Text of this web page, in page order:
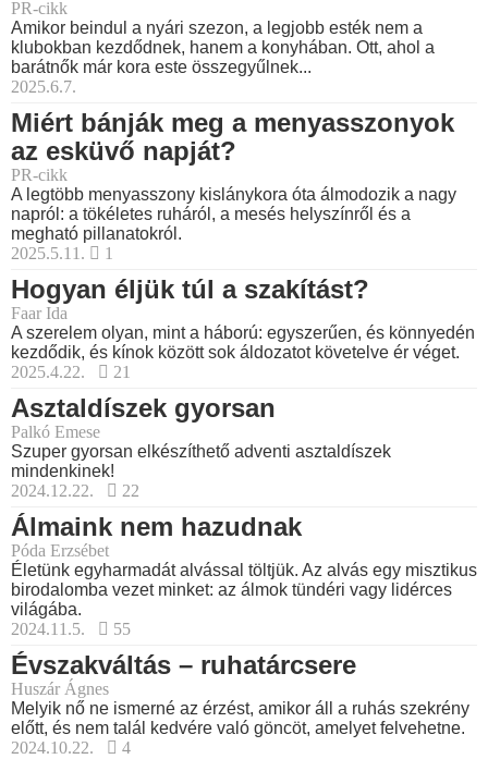
PR-cikk
Amikor beindul a nyári szezon, a legjobb esték nem a
klubokban kezdődnek, hanem a konyhában. Ott, ahol a
barátnők már kora este összegyűlnek...
2025.6.7.
Miért bánják meg a menyasszonyok
az esküvő napját?
PR-cikk
A legtöbb menyasszony kislánykora óta álmodozik a nagy
napról: a tökéletes ruháról, a mesés helyszínről és a
megható pillanatokról.
2025.5.11.
1
Hogyan éljük túl a szakítást?
Faar Ida
A szerelem olyan, mint a háború: egyszerűen, és könnyedén
kezdődik, és kínok között sok áldozatot követelve ér véget.
2025.4.22.
21
Asztaldíszek gyorsan
Palkó Emese
Szuper gyorsan elkészíthető adventi asztaldíszek
mindenkinek!
2024.12.22.
22
Álmaink nem hazudnak
Póda Erzsébet
Életünk egyharmadát alvással töltjük. Az alvás egy misztikus
birodalomba vezet minket: az álmok tündéri vagy lidérces
világába.
2024.11.5.
55
Évszakváltás – ruhatárcsere
Huszár Ágnes
Melyik nő ne ismerné az érzést, amikor áll a ruhás szekrény
előtt, és nem talál kedvére való göncöt, amelyet felvehetne.
2024.10.22.
4